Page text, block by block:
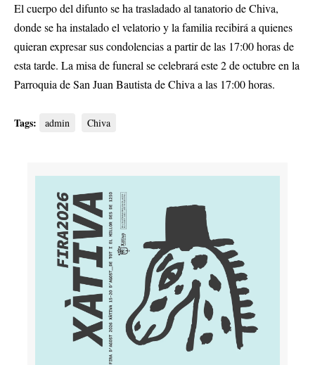
El cuerpo del difunto se ha trasladado al tanatorio de Chiva,
donde se ha instalado el velatorio y la familia recibirá a quienes
quieran expresar sus condolencias a partir de las 17:00 horas de
esta tarde. La misa de funeral se celebrará este 2 de octubre en la
Parroquia de San Juan Bautista de Chiva a las 17:00 horas.
Tags: admin Chiva